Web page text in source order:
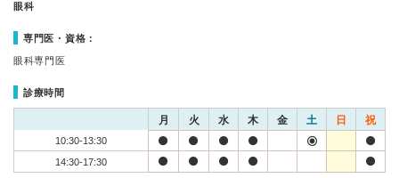
眼科
専門医・資格：
眼科専門医
診療時間
月 火 水 木 金 土 日 祝
10:30-13:30
14:30-17:30